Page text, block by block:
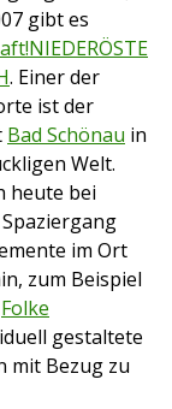
gibt es
. Einer der
ist der
Bad Schönau in
Welt.
heute bei
im Ort
zum Beispiel
Folke
gestaltete
mit Bezug zu